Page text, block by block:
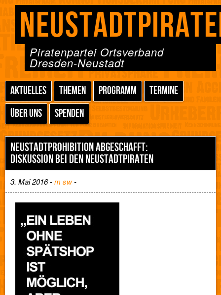
Piratenpartei Ortsverband
Dresden-Neustadt
AKTUELLES THEMEN PROGRAMM
TERMINE
ÜBER UNS
SPENDEN
NEUSTADTPROHIBITION ABGESCHAFFT:
DISKUSSION BEI DEN NEUSTADTPIRATEN
3. Mai 2016 -m sw-